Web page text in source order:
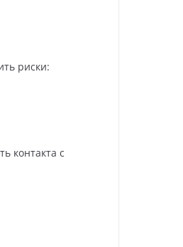
риски:
контакта с